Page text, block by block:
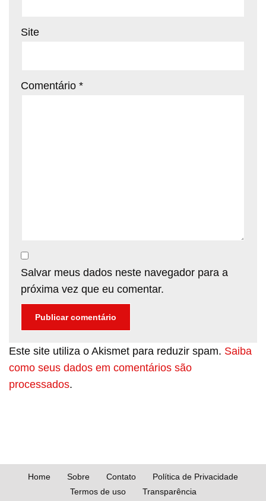
Site
Comentário *
Salvar meus dados neste navegador para a
próxima vez que eu comentar.
Este site utiliza o Akismet para reduzir spam. Saiba
como seus dados em comentários são
processados.
Home Sobre Contato
Política de Privacidade
Termos de uso
Transparência